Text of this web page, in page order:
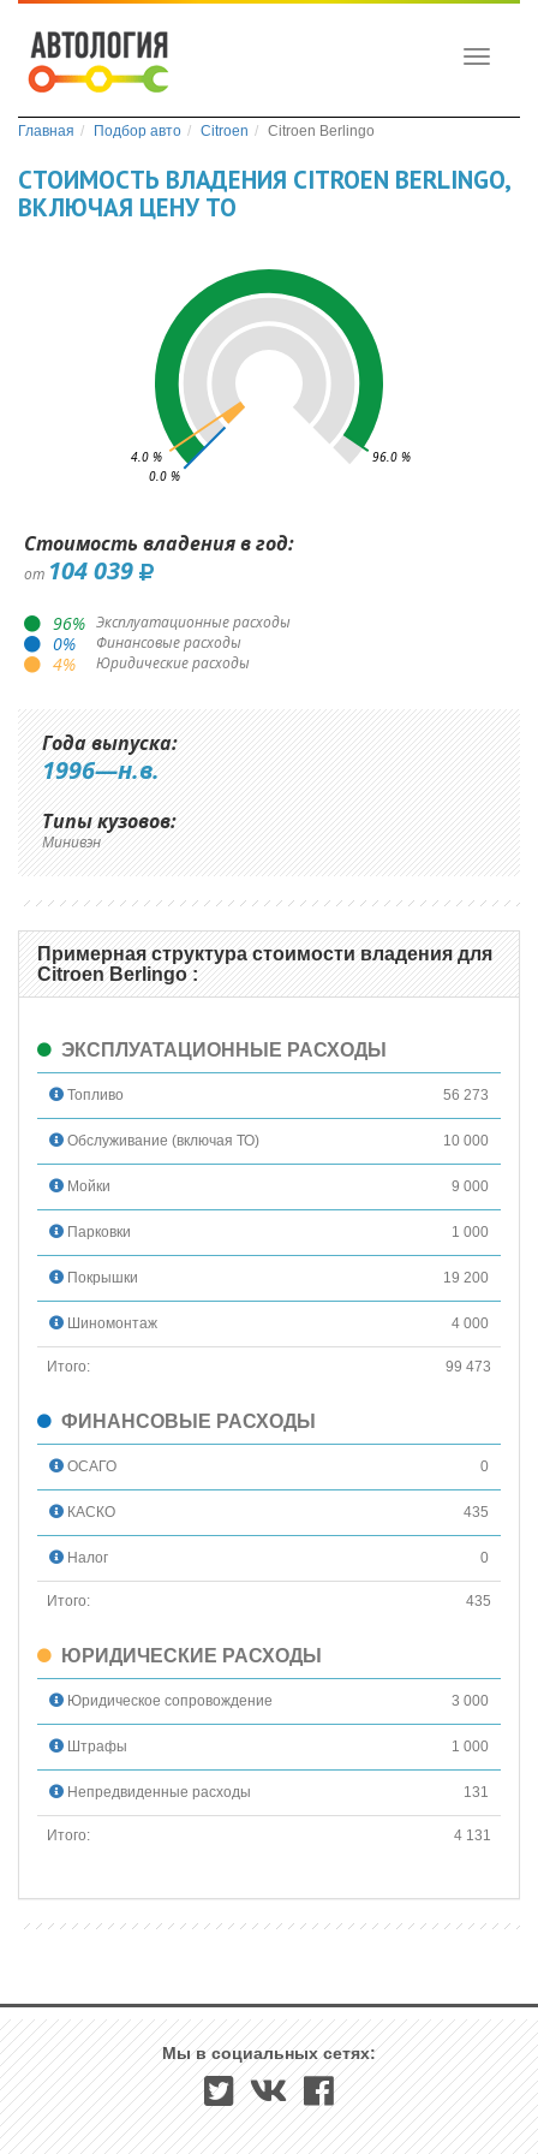
Toggle
Главная Подбор авто Citroen Citroen Berlingo
СТОИМОСТЬ ВЛАДЕНИЯ CITROEN BERLINGO,
ВКЛЮЧАЯ ЦЕНУ ТО
96.0 %
0.0 %
4.0 %
Стоимость владения в год:
от 104 039
96% Эксплуатационные расходы
0% Финансовые расходы
4% Юридические расходы
Года выпуска:
1996—н.в.
Типы кузовов:
Минивэн
Примерная структура стоимости владения для
Citroen Berlingo :
ЭКСПЛУАТАЦИОННЫЕ РАСХОДЫ
Топливо 56 273
Обслуживание (включая ТО) 10 000
Мойки 9 000
Парковки 1 000
Покрышки 19 200
Шиномонтаж 4 000
Итого: 99 473
ФИНАНСОВЫЕ РАСХОДЫ
ОСАГО 0
КАСКО 435
Налог 0
Итого: 435
ЮРИДИЧЕСКИЕ РАСХОДЫ
Юридическое сопровождение 3 000
Штрафы 1 000
Непредвиденные расходы 131
Итого: 4 131
Мы в социальных сетях: